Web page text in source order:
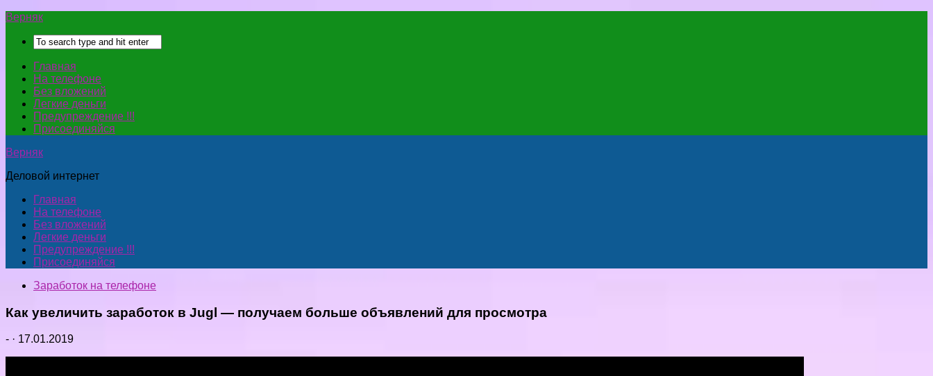
Верняк
Главная
На телефоне
Без вложений
Легкие деньги
Предупреждение !!!
Присоединяйся
Верняк
Деловой интернет
Главная
На телефоне
Без вложений
Легкие деньги
Предупреждение !!!
Присоединяйся
Заработок на телефоне
Как увеличить заработок в Jugl — получаем больше объявлений для просмотра
- · 17.01.2019